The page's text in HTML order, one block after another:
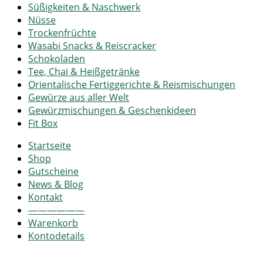
Süßigkeiten & Naschwerk
Nüsse
Trockenfrüchte
Wasabi Snacks & Reiscracker
Schokoladen
Tee, Chai & Heißgetränke
Orientalische Fertiggerichte & Reismischungen
Gewürze aus aller Welt
Gewürzmischungen & Geschenkideen
Fit Box
Startseite
Shop
Gutscheine
News & Blog
Kontakt
——————
Warenkorb
Kontodetails